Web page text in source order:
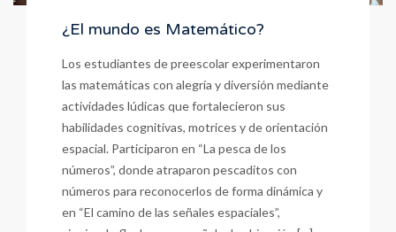
¿El mundo es Matemático?
Los estudiantes de preescolar experimentaron
las matemáticas con alegría y diversión mediante
actividades lúdicas que fortalecieron sus
habilidades cognitivas, motrices y de orientación
espacial. Participaron en “La pesca de los
números”, donde atraparon pescaditos con
números para reconocerlos de forma dinámica y
en “El camino de las señales espaciales”,